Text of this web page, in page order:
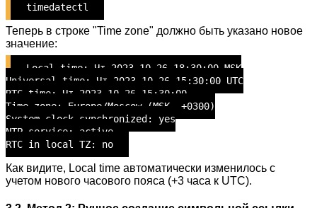
timedatectl
Теперь в строке "Time zone" должно быть указано новое
значение:
Local time: Чт 2023-10-26 18:30:00 MSK
Universal time: Чт 2023-10-26 15:30:00 UTC
RTC time: Чт 2023-10-26 15:30:00
Time zone: Europe/Moscow (MSK, +0300)
System clock synchronized: yes
NTP service: active
RTC in local TZ: no
Как видите, Local time автоматически изменилось с
учетом нового часового пояса (+3 часа к UTC).